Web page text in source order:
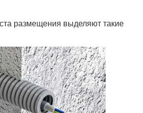
размещения выделяют такие